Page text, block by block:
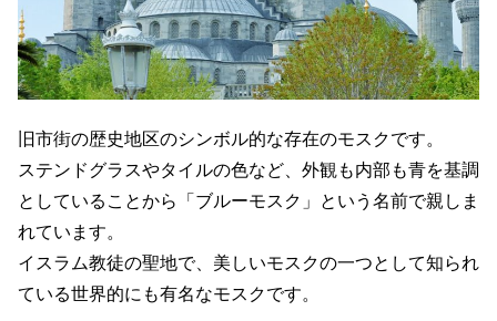
旧市街の歴史地区のシンボル的な存在のモスクです。
ステンドグラスやタイルの色など、外観も内部も青を基調
としていることから「ブルーモスク」という名前で親しま
れています。
イスラム教徒の聖地で、美しいモスクの一つとして知られ
ている世界的にも有名なモスクです。